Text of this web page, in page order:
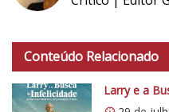
t
p
s
Conteúdo Relacionado
Larry e a